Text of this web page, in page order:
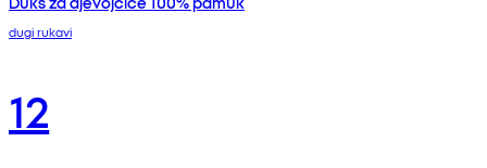
dugi rukavi
12